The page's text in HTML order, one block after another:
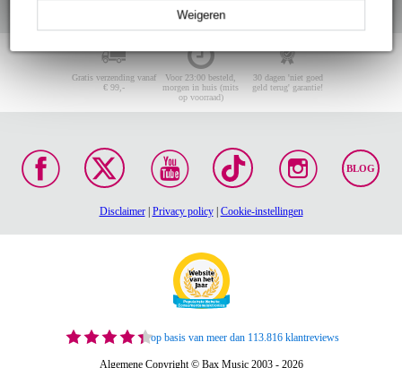
Weigeren
Gratis verzending vanaf
€ 99,-
Voor 23:00 besteld,
morgen in huis (mits
op voorraad)
30 dagen 'niet goed
geld terug' garantie!
BLOG
Disclaimer| Privacy policy| Cookie-instellingen
op basis van meer dan 113.816 klantreviews
Algemene Copyright © Bax Music 2003 - 2026